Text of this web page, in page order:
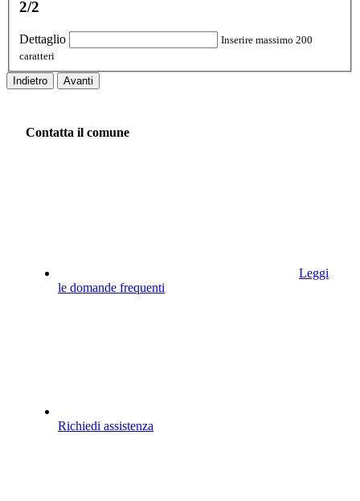
2/2
Dettaglio
Inserire massimo 200
caratteri
Indietro Avanti
Contatta il comune
Leggi
le domande frequenti
Richiedi assistenza